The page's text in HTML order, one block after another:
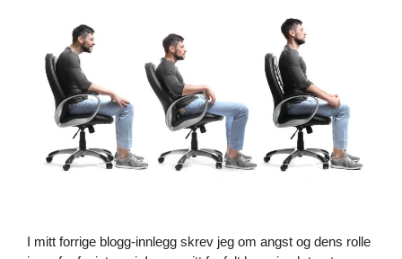
I mitt forrige blogg-innlegg skrev jeg om angst og dens rolle